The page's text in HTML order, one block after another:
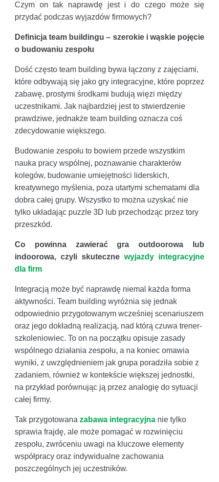
Czym on tak naprawdę jest i do czego może się
przydać podczas wyjazdów firmowych?
Definicja team buildingu – szerokie i wąskie pojęcie
o budowaniu zespołu
Dość często team building bywa łączony z zajęciami,
które odbywają się jako gry integracyjne, które poprzez
zabawę, prostymi środkami budują więzi między
uczestnikami. Jak najbardziej jest to stwierdzenie
prawdziwe, jednakże team building oznacza coś
zdecydowanie większego.
Budowanie zespołu to bowiem przede wszystkim
nauka pracy wspólnej, poznawanie charakterów
kolegów, budowanie umiejętności liderskich,
kreatywnego myślenia, poza utartymi schematami dla
dobra całej grupy. Wszystko to można uzyskać nie
tylko układając puzzle 3D lub przechodząc przez tory
przeszkód.
Co powinna zawierać gra outdoorowa lub
indoorowa, czyli skuteczne wyjazdy integracyjne
dla firm
Integracją może być naprawdę niemal każda forma
aktywności. Team building wyróżnia się jednak
odpowiednio przygotowanym wcześniej scenariuszem
oraz jego dokładną realizacją, nad którą czuwa trener-
szkoleniowiec. To on na początku opisuje zasady
wspólnego działania zespołu, a na koniec omawia
wyniki, z uwzględnieniem jak grupa poradziła sobie z
zadaniem, również w kontekście większej jednostki,
na przykład porównując ją przez analogię do sytuacji
całej firmy.
Tak przygotowana zabawa integracyjna nie tylko
sprawia frajdę, ale może pomagać w rozwinięciu
zespołu, zwróceniu uwagi na kluczowe elementy
współpracy oraz indywidualne zachowania
poszczególnych jej uczestników.